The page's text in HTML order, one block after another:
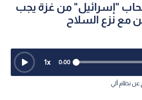
"إسرائيل" من غزة يجب
مع نزع السلاح
0:00
1x
عن نظام آلي